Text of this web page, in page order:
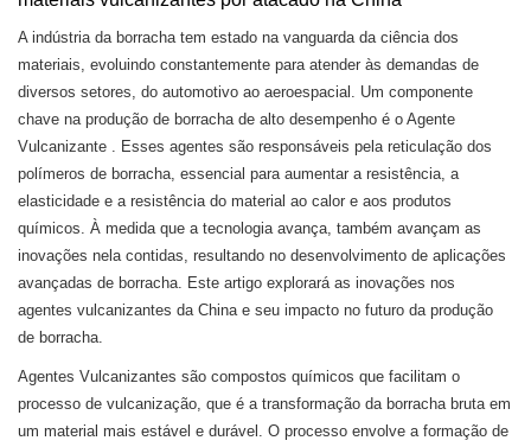
A indústria da borracha tem estado na vanguarda da ciência dos
materiais, evoluindo constantemente para atender às demandas de
diversos setores, do automotivo ao aeroespacial. Um componente
chave na produção de borracha de alto desempenho é o Agente
Vulcanizante
. Esses agentes são responsáveis ​​pela reticulação dos
polímeros de borracha, essencial para aumentar a resistência, a
elasticidade e a resistência do material ao calor e aos produtos
químicos. À medida que a tecnologia avança, também avançam as
inovações nela contidas, resultando no desenvolvimento de aplicações
avançadas de borracha. Este artigo explorará as inovações nos
agentes vulcanizantes da China e seu impacto no futuro da produção
de borracha.
Agentes Vulcanizantes são compostos químicos que facilitam o
processo de vulcanização, que é a transformação da borracha bruta em
um material mais estável e durável. O processo envolve a formação de